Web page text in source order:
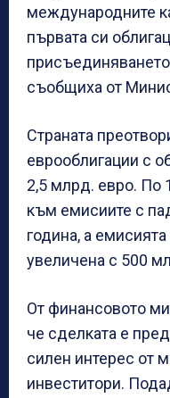
международните
първата си
съобщиха от
Страната
еврооблигации с
2,5 млрд. евро. По
към емисиите с
година, а
увеличена с 500
От финансовото
че сделката е
силен интерес от
инвеститори.